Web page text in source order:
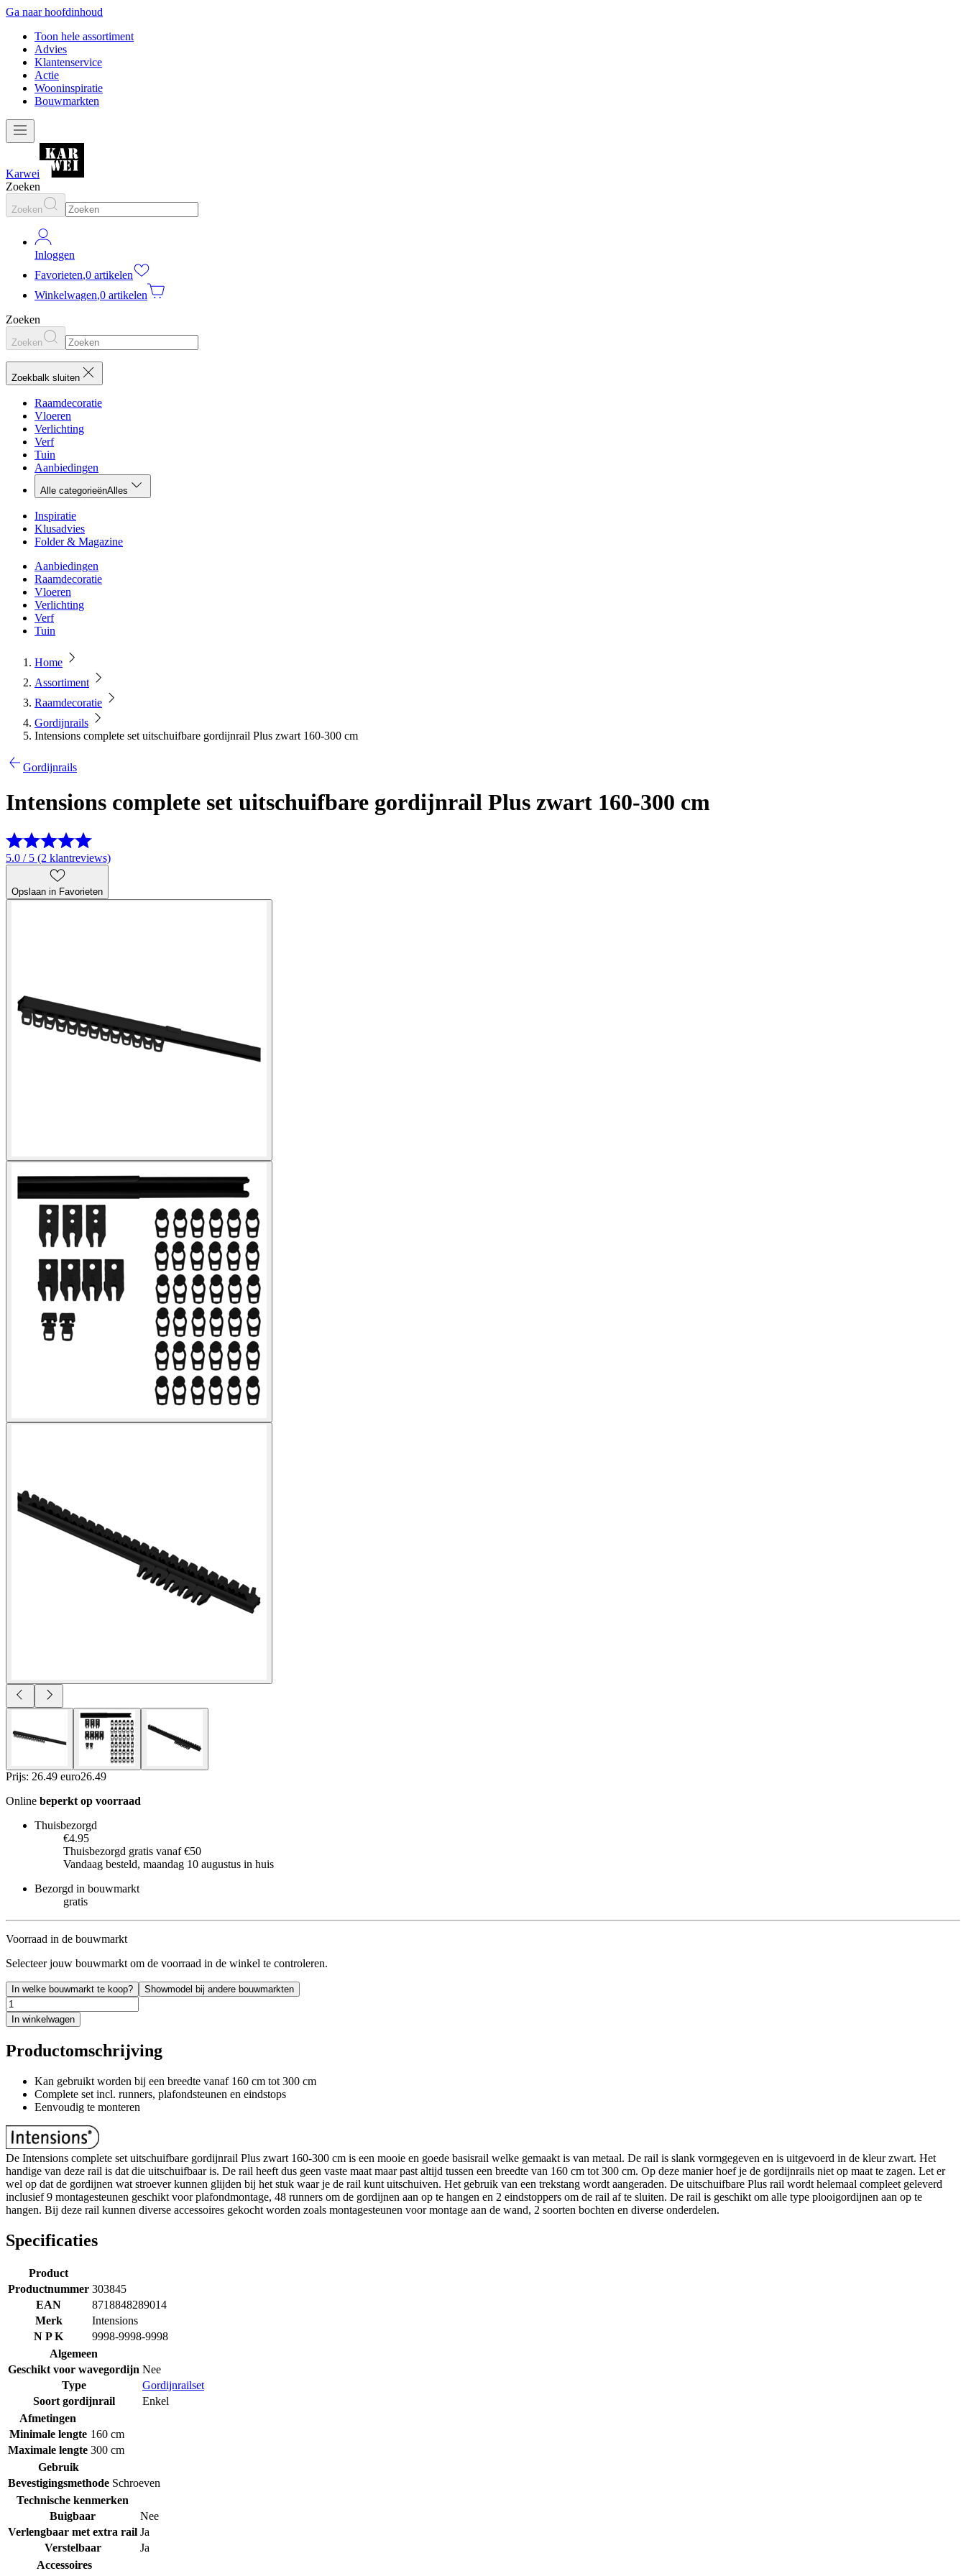
Ga naar hoofdinhoud
Toon hele assortiment
Advies
Klantenservice
Actie
Wooninspiratie
Bouwmarkten
Karwei
Zoeken
Zoeken
Inloggen
Favorieten,0 artikelen
Winkelwagen,0 artikelen
Zoeken
Zoeken
Zoekbalk sluiten
Raamdecoratie
Vloeren
Verlichting
Verf
Tuin
Aanbiedingen
Alle categorieënAlles
Inspiratie
Klusadvies
Folder & Magazine
Aanbiedingen
Raamdecoratie
Vloeren
Verlichting
Verf
Tuin
Home
Assortiment
Raamdecoratie
Gordijnrails
Intensions complete set uitschuifbare gordijnrail Plus zwart 160-300 cm
Gordijnrails
Intensions complete set uitschuifbare gordijnrail Plus zwart 160-300 cm
5.0 / 5 (2 klantreviews)
Opslaan in Favorieten
Prijs: 26.49 euro26.49
Online beperkt op voorraad
Thuisbezorgd
€4.95
Thuisbezorgd gratis vanaf €50
Vandaag besteld, maandag 10 augustus in huis
Bezorgd in bouwmarkt
gratis
Voorraad in de bouwmarkt
Selecteer jouw bouwmarkt om de voorraad in de winkel te controleren.
In welke bouwmarkt te koop? Showmodel bij andere bouwmarkten
In winkelwagen
Productomschrijving
Kan gebruikt worden bij een breedte vanaf 160 cm tot 300 cm
Complete set incl. runners, plafondsteunen en eindstops
Eenvoudig te monteren
De Intensions complete set uitschuifbare gordijnrail Plus zwart 160-300 cm is een mooie en goede basisrail welke gemaakt is van metaal. De rail is slank vormgegeven en is uitgevoerd in de kleur zwart. Het
handige van deze rail is dat die uitschuifbaar is. De rail heeft dus geen vaste maat maar past altijd tussen een breedte van 160 cm tot 300 cm. Op deze manier hoef je de gordijnrails niet op maat te zagen. Let er
wel op dat de gordijnen wat stroever kunnen glijden bij het stuk waar je de rail kunt uitschuiven. Het gebruik van een trekstang wordt aangeraden. De uitschuifbare Plus rail wordt helemaal compleet geleverd
inclusief 9 montagesteunen geschikt voor plafondmontage, 48 runners om de gordijnen aan op te hangen en 2 eindstoppers om de rail af te sluiten. De rail is geschikt om alle type plooigordijnen aan op te
hangen. Bij deze rail kunnen diverse accessoires gekocht worden zoals montagesteunen voor montage aan de wand, 2 soorten bochten en diverse onderdelen.
Specificaties
Product
Productnummer 303845
EAN
8718848289014
Merk
Intensions
N P K
9998-9998-9998
Algemeen
Geschikt voor wavegordijn Nee
Type
Gordijnrailset
Soort gordijnrail
Enkel
Afmetingen
Minimale lengte 160 cm
Maximale lengte 300 cm
Gebruik
Bevestigingsmethode Schroeven
Technische kenmerken
Buigbaar
Nee
Verlengbaar met extra rail Ja
Verstelbaar
Ja
Accessoires